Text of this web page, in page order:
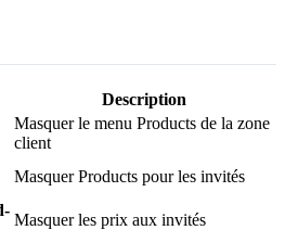
Description
Masquer le menu Products de la zone
client
Masquer Products pour les invités
Masquer les prix aux invités